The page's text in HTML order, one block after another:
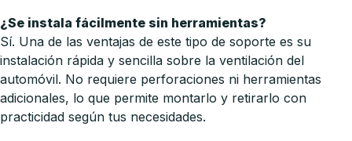
¿Se instala fácilmente sin herramientas?
Sí. Una de las ventajas de este tipo de soporte es su
instalación rápida y sencilla sobre la ventilación del
automóvil. No requiere perforaciones ni herramientas
adicionales, lo que permite montarlo y retirarlo con
practicidad según tus necesidades.